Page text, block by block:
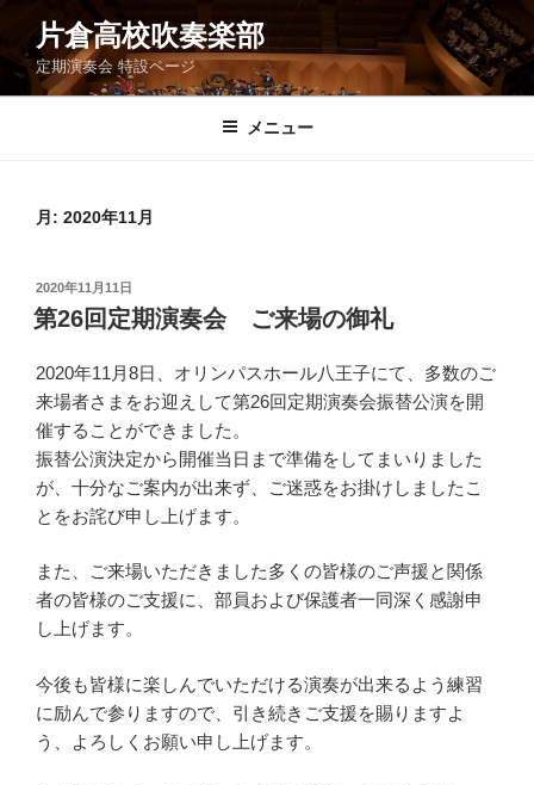
テ
ン
片倉高校吹奏楽部
定期演奏会 特設ページ
メニュー
月: 2020年11月
投
稿
日:
2020年11月11日
第26回定期演奏会 ご来場の御礼
2020年11月8日、オリンパスホール八王子にて、多数のご
来場者さまをお迎えして第26回定期演奏会振替公演を開
催することができました。
振替公演決定から開催当日まで準備をしてまいりました
が、十分なご案内が出来ず、ご迷惑をお掛けしましたこ
とをお詫び申し上げます。
また、ご来場いただきました多くの皆様のご声援と関係
者の皆様のご支援に、部員および保護者一同深く感謝申
し上げます。
今後も皆様に楽しんでいただける演奏が出来るよう練習
に励んで参りますので、引き続きご支援を賜りますよ
う、よろしくお願い申し上げます。